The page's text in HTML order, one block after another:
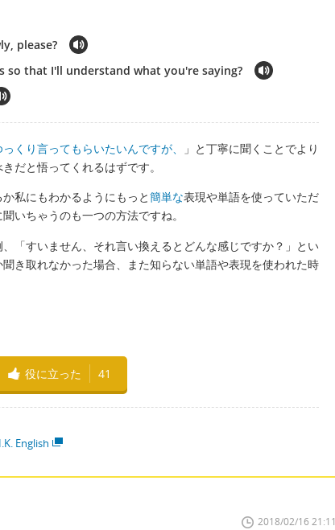
please?
so that I'll understand what you're saying?
くり言ってもらいたいんですが、
」と丁寧に聞くことでより
だと悟ってくれるはずです。
私にもわかるようにもっと簡単な表現や単語を使っていただ
いちゃうのも一つの方法ですね。
「すいません、それ言い換えるとどんな感じですか？」とい
き取れなかった場合、また知らない単語や表現を使われた時
役に立った 41
English
2018/02/16 21:11